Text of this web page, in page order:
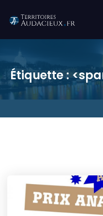
Étiquette :